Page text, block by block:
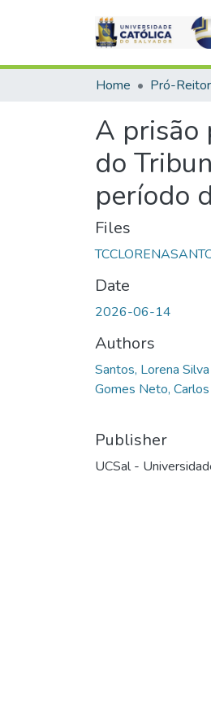
Home
A prisão
do
período
Files
Date
2026-06-14
Authors
Santos, Lorena
Gomes Neto,
Publisher
UCSal -